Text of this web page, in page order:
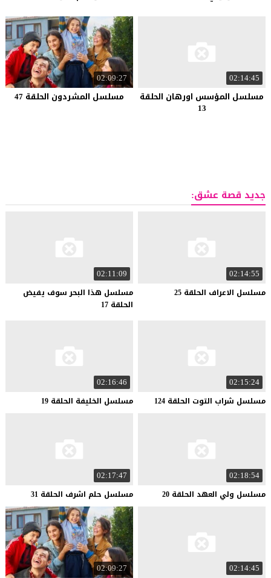
02:14:45
مسلسل المؤسس اورهان الحلقة
13
02:09:27
مسلسل المشردون الحلقة 47
جديد قصة عشق:
02:14:55
مسلسل الاعراف الحلقة 25
02:11:09
مسلسل هذا البحر سوف يفيض
الحلقة 17
02:15:24
مسلسل شراب التوت الحلقة 124
02:16:46
مسلسل الخليفة الحلقة 19
02:18:54
مسلسل ولي العهد الحلقة 20
02:17:47
مسلسل حلم اشرف الحلقة 31
02:14:45
02:09:27